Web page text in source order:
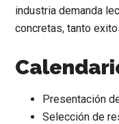
industria demanda
concretas, tanto
Presentación
Selección de